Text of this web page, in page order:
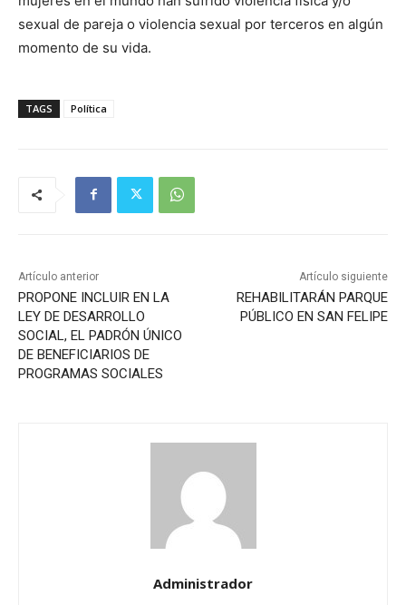
sexual de pareja o violencia sexual por terceros en algún
momento de su vida.
TAGS Política
Artículo anterior
PROPONE INCLUIR EN LA
LEY DE DESARROLLO
SOCIAL, EL PADRÓN ÚNICO
DE BENEFICIARIOS DE
PROGRAMAS SOCIALES
Artículo siguiente
REHABILITARÁN PARQUE
PÚBLICO EN SAN FELIPE
Administrador